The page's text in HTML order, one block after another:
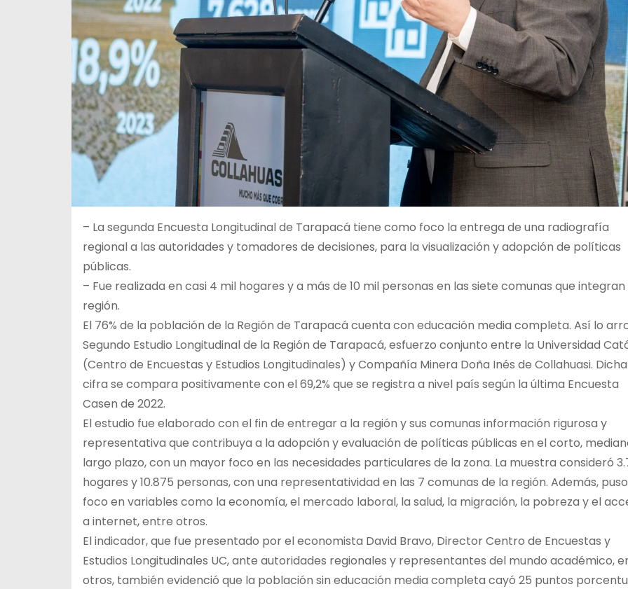
– La segunda Encuesta Longitudinal de Tarapacá tiene como foco la entrega de una radiografía
regional a las autoridades y tomadores de decisiones, para la visualización y adopción de políticas
públicas.
– Fue realizada en casi 4 mil hogares y a más de 10 mil personas en las siete comunas que integran
región.
El 76% de la población de la Región de Tarapacá cuenta con educación media completa. Así lo
Segundo Estudio Longitudinal de la Región de Tarapacá, esfuerzo conjunto entre la Universidad
(Centro de Encuestas y Estudios Longitudinales) y Compañía Minera Doña Inés de Collahuasi. Dicha
cifra se compara positivamente con el 69,2% que se registra a nivel país según la última Encuesta
Casen de 2022.
El estudio fue elaborado con el fin de entregar a la región y sus comunas información rigurosa y
representativa que contribuya a la adopción y evaluación de políticas públicas en el corto,
largo plazo, con un mayor foco en las necesidades particulares de la zona. La muestra consideró
hogares y 10.875 personas, con una representatividad en las 7 comunas de la región. Además, puso
foco en variables como la economía, el mercado laboral, la salud, la migración, la pobreza y el
a internet, entre otros.
El indicador, que fue presentado por el economista David Bravo, Director Centro de Encuestas y
Estudios Longitudinales UC, ante autoridades regionales y representantes del mundo académico,
otros, también evidenció que la población sin educación media completa cayó 25 puntos